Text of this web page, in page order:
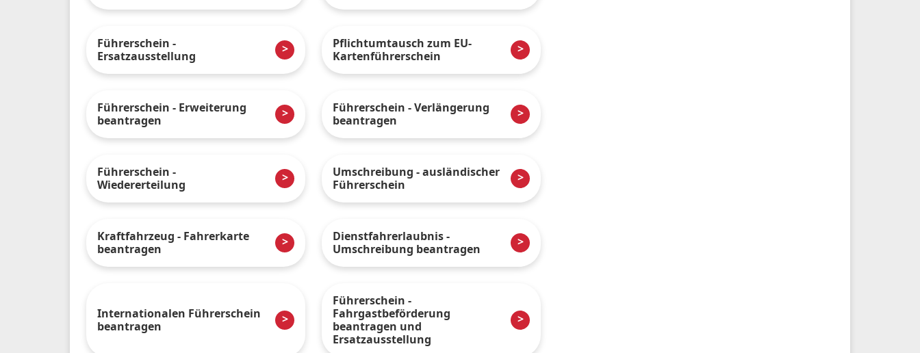
Führerschein -
Ersatzausstellung
Pflichtumtausch zum EU-
Kartenführerschein
Führerschein - Erweiterung
beantragen
Führerschein - Verlängerung
beantragen
Führerschein -
Wiedererteilung
Umschreibung - ausländischer
Führerschein
Kraftfahrzeug - Fahrerkarte
beantragen
Dienstfahrerlaubnis -
Umschreibung beantragen
Internationalen Führerschein
beantragen
Führerschein -
Fahrgastbeförderung
beantragen und
Ersatzausstellung